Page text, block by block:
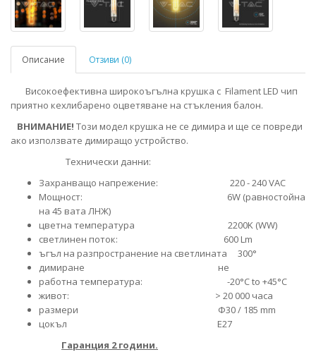
Описание Отзиви (0)
Високоефективна широкоъгълна крушка с Filament LED чип
приятно кехлибарено оцветяване на стъкления балон.
ВНИМАНИЕ! Този модел крушка не се димира и ще се повреди
ако използвате димиращо устройство.
Технически данни:
Захранващо напрежение: 220 - 240 VAC
Moщност: 6W (равностойна
на 45 вата ЛНЖ)
цветна температура 2200K (WW)
светлинен поток: 600 Lm
ъгъл на разпространение на светлината 300°
димиране не
работна температура: -20°C to +45°C
живот: > 20 000 часа
размери Ф30 / 185 mm
цокъл Е27
Гаранция 2 години.